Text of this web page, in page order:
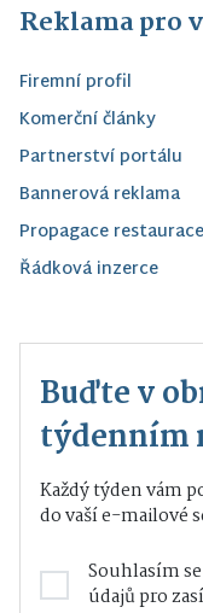
Reklama pro
Firemní profil
Komerční články
Partnerství portálu
Bannerová reklama
Propagace restaurace
Řádková inzerce
Buďte v
týdenním
Každý týden vám
do vaší e-mailové
Souhlasím se
údajůpro